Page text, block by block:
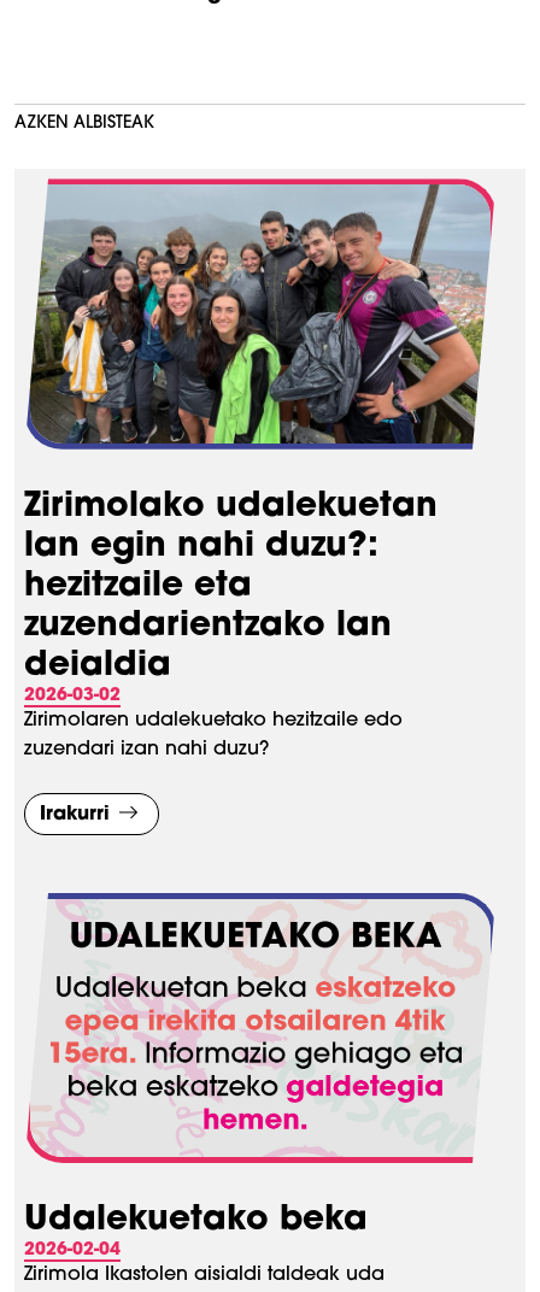
AZKEN ALBISTEAK
Zirimolako udalekuetan
lan egin nahi duzu?:
hezitzaile eta
zuzendarientzako lan
deialdia
2026-03-02
Zirimolaren udalekuetako hezitzaile edo
zuzendari izan nahi duzu?
Irakurri
Udalekuetako beka
2026-02-04
Zirimola Ikastolen aisialdi taldeak uda